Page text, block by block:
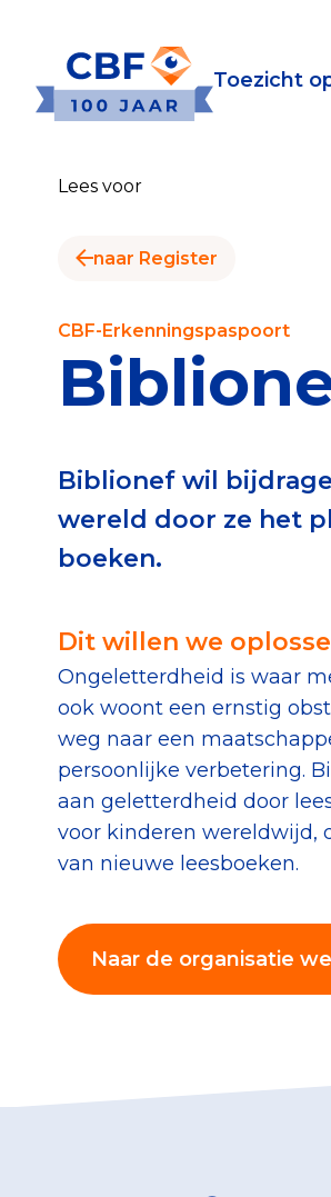
Toezicht
Toezicht
Het
Lees voor
naar Register
CBF-Erkenningspaspoort
Biblionef wil
wereld door ze het
boeken.
Dit willen we
Ongeletterdheid is waar
ook woont een ernstig
weg naar een
persoonlijke verbetering.
aan geletterdheid door
voor kinderen wereldwijd,
van nieuwe leesboeken.
Naar de organisatie